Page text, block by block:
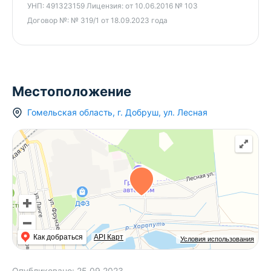
УНП: 491323159 Лицензия: от 10.06.2016 № 103
Договор №: № 319/1 от 18.09.2023 года
Местоположение
Гомельская область, г. Добруш, ул. Лесная
Условия использования
Как добраться API Карт